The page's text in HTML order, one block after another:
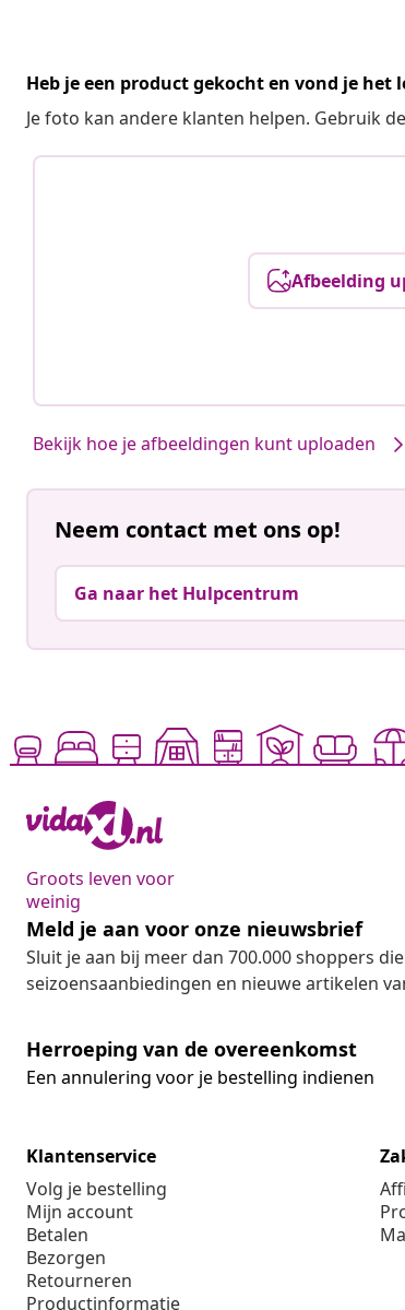
Heb je een product gekocht en vond je het
Je foto kan andere klanten helpen. Gebruik
Afbeelding
Bekijk hoe je afbeeldingen kunt uploaden
Neem contact met ons op!
Ga naar het Hulpcentrum
Groots leven voor
weinig
Meld je aan voor onze nieuwsbrief
Sluit je aan bij meer dan 700.000 shoppers
seizoensaanbiedingen en nieuwe artikelen
Herroeping van de overeenkomst
Een annulering voor je bestelling indienen
Klantenservice
Volg je bestelling
Mijn account
Betalen
Bezorgen
Retourneren
Productinformatie